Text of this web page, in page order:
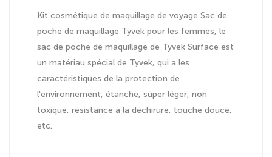
Kit cosmétique de maquillage de voyage Sac de
poche de maquillage Tyvek pour les femmes, le
sac de poche de maquillage de Tyvek Surface est
un matériau spécial de Tyvek, qui a les
caractéristiques de la protection de
l'environnement, étanche, super léger, non
toxique, résistance à la déchirure, touche douce,
etc.